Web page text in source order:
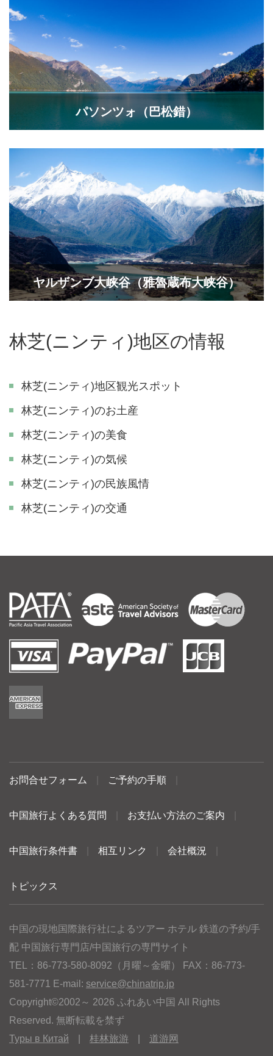
パソンツォ（巴松錯）
ヤルザンブ大峡谷（雅魯蔵布大峡谷）
林芝(ニンティ)地区の情報
林芝(ニンティ)地区観光スポット
林芝(ニンティ)のお土産
林芝(ニンティ)の美食
林芝(ニンティ)の気候
林芝(ニンティ)の民族風情
林芝(ニンティ)の交通
お問合せフォーム ご予約の手順
中国旅行よくある質問 お支払い方法のご案内
中国旅行条件書 相互リンク 会社概況
トピックス
中国の現地国際旅行社によるツアー ホテル 鉄道の予約/手
配 中国旅行専門店/中国旅行の専門サイト
TEL：86-773-580-8092（月曜～金曜） FAX：86-773-
581-7771 E-mail: service@chinatrip.jp
Copyright©2002～ 2026 ふれあい中国 All Rights
Reserved. 無断転載を禁ず
Туры в Китай
桂林旅游 道游网